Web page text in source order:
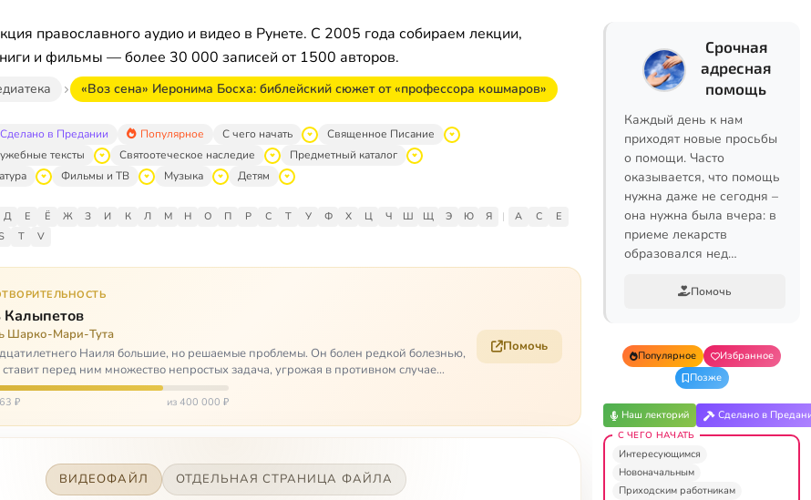
православного аудио и видео в Рунете. С 2005 года собираем лекции,
и фильмы — более 30 000 записей от 1500 авторов.
«Воз сена» Иеронима Босха: библейский сюжет от «профессора кошмаров»
Сделано в Предании Популярное С чего начать
Священное Писание
тексты
Святоотеческое наследие
Предметный каталог
Фильмы и ТВ Музыка Детям
Д Е Ё Ж З И К Л М Н О П Р С Т У Ф Х Ц Ч Ш Щ Э Ю Я | A C
E
T V
Калыпетов
Шарко-Мари-Тута
Наиля большие, но решаемые проблемы. Он болен редкой болезнью,
ставит перед ним множество непростых задача, угрожая в противном случае
и да…
₽ из 400 000 ₽
Помочь
ВИДЕОФАЙЛ ОТДЕЛЬНАЯ СТРАНИЦА ФАЙЛА
Срочная
адресная
помощь
Каждый день к нам
приходят новые просьбы
о помощи. Часто
оказывается, что помощь
нужна даже не сегодня –
она нужна была вчера: в
приеме лекарств
образовался нед…
Помочь
Популярное
Избранное
Позже
Наш лекторий Сделано в
С ЧЕГО НАЧАТЬ
Интересующимся
Новоначальным
Приходским работникам